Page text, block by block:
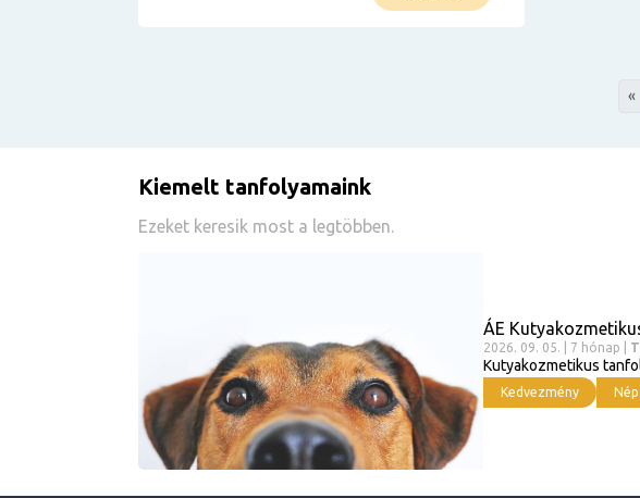
«
Kiemelt tanfolyamaink
Ezeket keresik most a legtöbben.
ÁE
2026. 09. 05. | 7 hónap |
Kutyakozmetikus
Kedvezmény